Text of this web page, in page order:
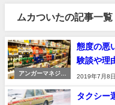
ムカついたの記事一覧
アンガーマネジメ
態度の悪
験談や理
2019年7月8日
タクシー